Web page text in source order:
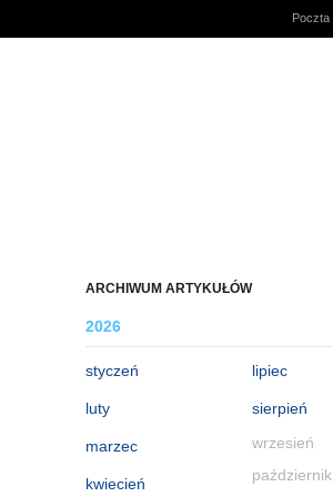
Poczta
ARCHIWUM ARTYKUŁÓW
2026
styczeń
luty
marzec
kwiecień
lipiec
sierpień
wrzesień
październik